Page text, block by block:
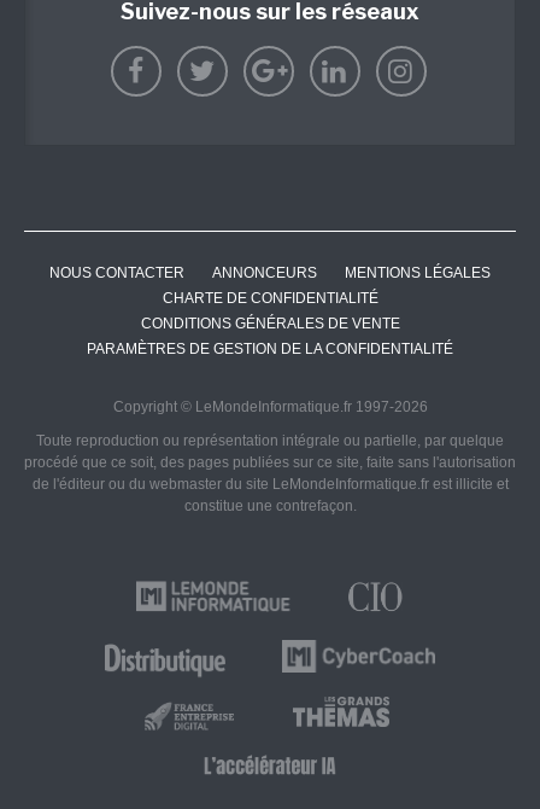
Suivez-nous sur les réseaux
NOUS CONTACTER ANNONCEURS
MENTIONS LÉGALES
CHARTE DE CONFIDENTIALITÉ
CONDITIONS GÉNÉRALES DE VENTE
PARAMÈTRES DE GESTION DE LA CONFIDENTIALITÉ
Copyright © LeMondeInformatique.fr 1997-2026
Toute reproduction ou représentation intégrale ou partielle, par quelque
procédé que ce soit, des pages publiées sur ce site, faite sans l'autorisation
de l'éditeur ou du webmaster du site LeMondeInformatique.fr est illicite et
constitue une contrefaçon.